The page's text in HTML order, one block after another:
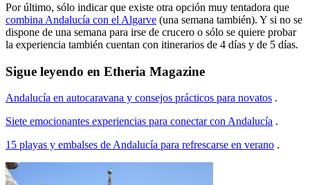
Por último, sólo indicar que existe otra opción muy tentadora que
combina Andalucía con el Algarve (una semana también). Y si no se
dispone de una semana para irse de crucero o sólo se quiere probar
la experiencia también cuentan con itinerarios de 4 días y de 5 días.
Sigue leyendo en Etheria Magazine
Andalucía en autocaravana y consejos prácticos para novatos .
Siete emocionantes experiencias para conectar con Andalucía .
15 playas y embalses de Andalucía para refrescarse en verano .